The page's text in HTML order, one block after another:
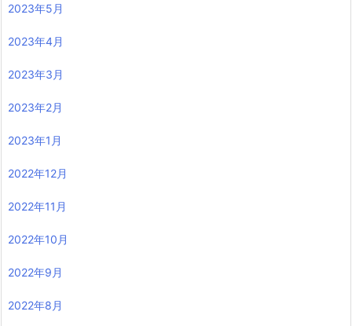
2023年5月
2023年4月
2023年3月
2023年2月
2023年1月
2022年12月
2022年11月
2022年10月
2022年9月
2022年8月